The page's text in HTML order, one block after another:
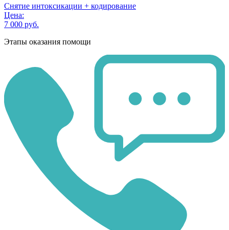
Снятие интоксикации + кодирование
Цена:
7 000 руб.
Этапы оказания помощи